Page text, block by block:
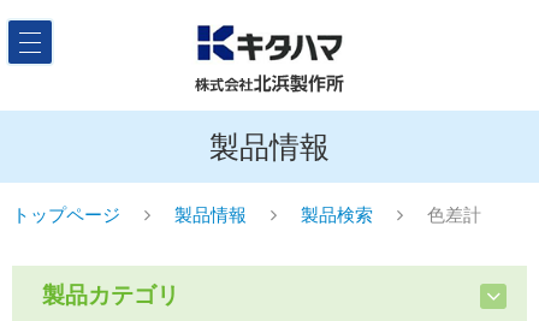
製品情報
トップページ 製品情報 製品検索 色差計
製品カテゴリ